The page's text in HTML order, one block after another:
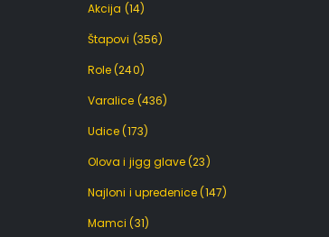
Akcija (14)
Štapovi (356)
Role (240)
Varalice (436)
Udice (173)
Olova i jigg glave (23)
Najloni i upredenice (147)
Mamci (31)